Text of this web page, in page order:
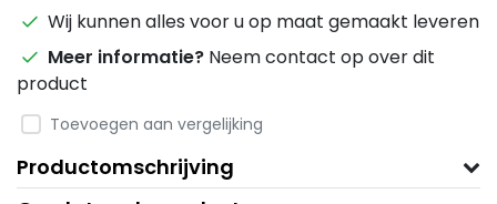
Wij kunnen alles voor u op maat gemaakt leveren
Meer informatie? Neem contact op over dit
product
Toevoegen aan vergelijking
Productomschrijving